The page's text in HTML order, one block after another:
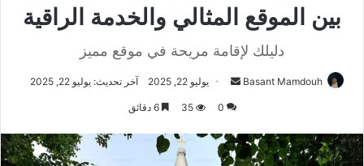
بين الموقع المثالي والخدمة الراقية
دليلك لإقامة مريحة في موقع مميز
Basant Mamdouh
أرسل
بريدا
يوليو 22, 2025 آخر تحديث: يوليو 22, 2025
0
35 6 دقائق